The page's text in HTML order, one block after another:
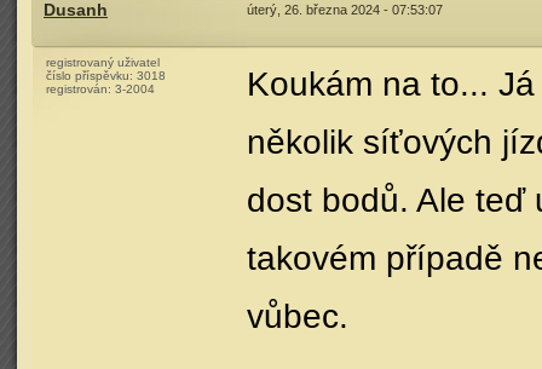
Dusanh úterý, 26. března 2024 - 07:53:07
registrovaný uživatel
číslo příspěvku: 3018
registrován: 3-2004
Koukám na to...
několik síťových
dost bodů. Ale teď
takovém případě
vůbec.